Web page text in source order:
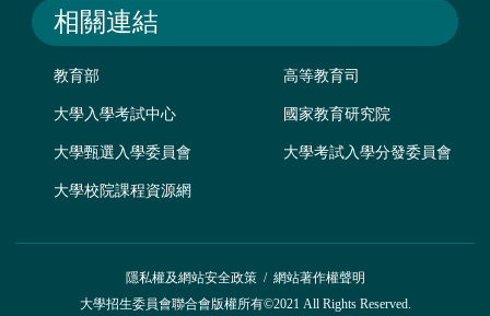
相關連結
教育部 高等教育司
大學入學考試中心 國家教育研究院
大學甄選入學委員會 大學考試入學分發委員會
大學校院課程資源網
隱私權及網站安全政策/ 網站著作權聲明
大學招生委員會聯合會版權所有©2021 All Rights Reserved.